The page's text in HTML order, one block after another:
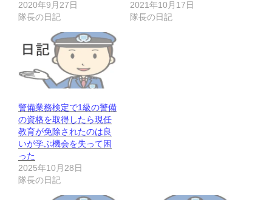
2020年9月27日
隊長の日記
2021年10月17日
隊長の日記
警備業務検定で1級の警備
の資格を取得したら現任
教育が免除されたのは良
いが学ぶ機会を失って困
った
2025年10月28日
隊長の日記